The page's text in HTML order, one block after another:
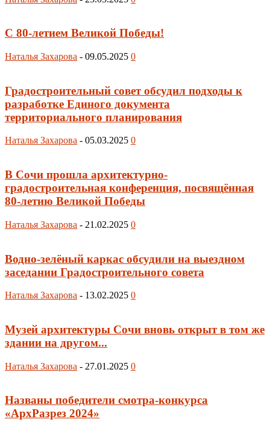
С 80-летием Великой Победы!
Наталья Захарова - 09.05.2025 0
Градостроительный совет обсудил подходы к
разработке Единого документа
территориального планирования
Наталья Захарова - 05.03.2025 0
В Сочи прошла архитектурно-
градостроительная конференция, посвящённая
80-летию Великой Победы
Наталья Захарова - 21.02.2025 0
Водно-зелёный каркас обсудили на выездном
заседании Градостроительного совета
Наталья Захарова - 13.02.2025 0
Музей архитектуры Сочи вновь открыт в том же
здании на другом...
Наталья Захарова - 27.01.2025 0
Названы победители смотра-конкурса
«АрхРазрез 2024»